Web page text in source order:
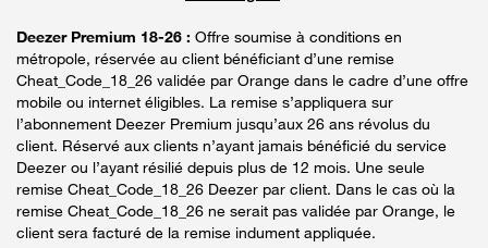
Deezer Premium 18-26 : Offre soumise à conditions en
métropole, réservée au client bénéficiant d’une remise
Cheat_Code_18_26 validée par Orange dans le cadre d’une offre
mobile ou internet éligibles. La remise s’appliquera sur
l’abonnement Deezer Premium jusqu’aux 26 ans révolus du
client. Réservé aux clients n’ayant jamais bénéficié du service
Deezer ou l’ayant résilié depuis plus de 12 mois. Une seule
remise Cheat_Code_18_26 Deezer par client. Dans le cas où la
remise Cheat_Code_18_26 ne serait pas validée par Orange, le
client sera facturé de la remise indument appliquée.